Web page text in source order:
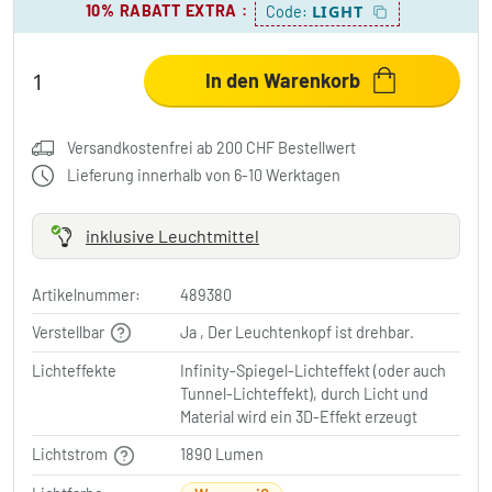
10% RABATT EXTRA : Code: LIGHT
In den Warenkorb
Versandkostenfrei ab 200 CHF Bestellwert
Lieferung innerhalb von 6-10 Werktagen
inklusive Leuchtmittel
Artikelnummer:
489380
Verstellbar
Ja , Der Leuchtenkopf ist drehbar.
Lichteffekte
Infinity-Spiegel-Lichteffekt (oder auch
Tunnel-Lichteffekt), durch Licht und
Material wird ein 3D-Effekt erzeugt
Lichtstrom
1890 Lumen